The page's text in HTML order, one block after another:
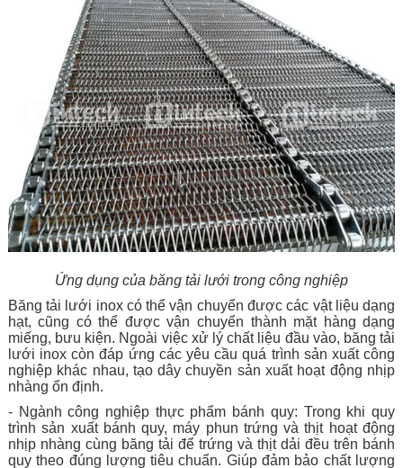
Ứng dụng của băng tải lưới trong công nghiệp
Băng tải lưới inox có thể vận chuyển được các vật liệu dạng
hạt, cũng có thể được vận chuyển thành mặt hàng dạng
miếng, bưu kiện. Ngoài việc xử lý chất liệu đầu vào, băng tải
lưới inox còn đáp ứng các yêu cầu quá trình sản xuất công
nghiệp khác nhau, tạo dây chuyền sản xuất hoạt động nhịp
nhàng ổn định.
- Ngành công nghiệp thực phẩm bánh quy: Trong khi quy
trình sản xuất bánh quy, máy phun trứng và thịt hoạt động
nhịp nhàng cùng băng tải để trứng và thịt dải đều trên bánh
quy theo đúng lượng tiêu chuẩn. Giúp đảm bảo chất lượng